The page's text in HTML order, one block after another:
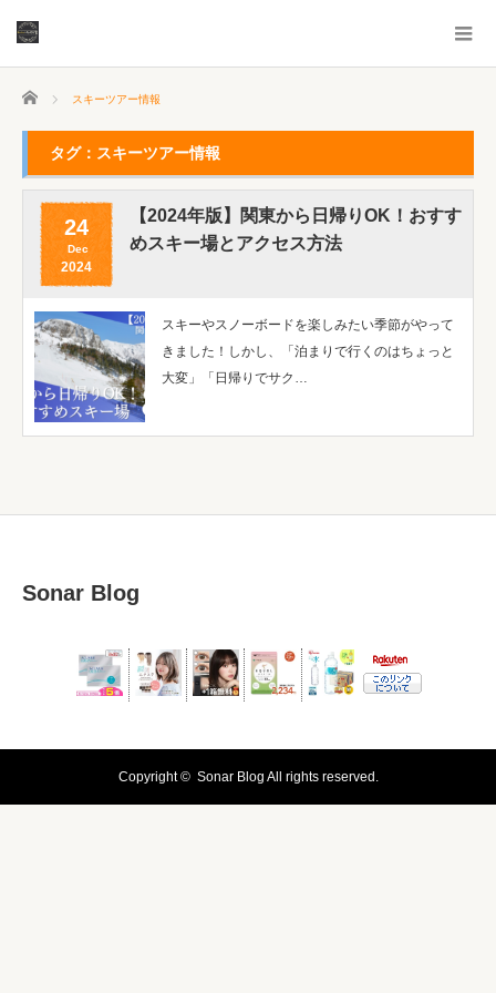
ホーム スキーツアー情報
タグ：スキーツアー情報
24
Dec
2024
【2024年版】関東から日帰りOK！おすす
めスキー場とアクセス方法
スキーやスノーボードを楽しみたい季節がやって
きました！しかし、「泊まりで行くのはちょっと
大変」「日帰りでサク…
Sonar Blog
Copyright © Sonar Blog All rights reserved.